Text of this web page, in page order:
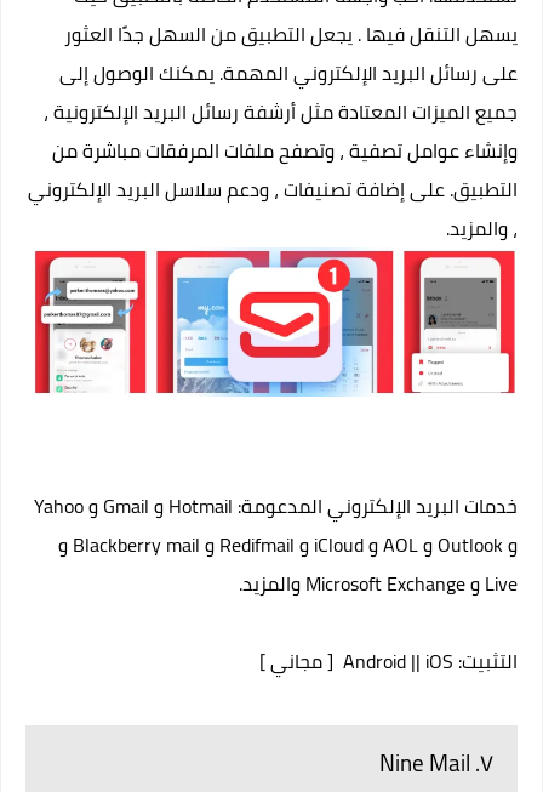
يسهل التنقل فيها . يجعل التطبيق من السهل جدًا العثور
على رسائل البريد الإلكتروني المهمة. يمكنك الوصول إلى
جميع الميزات المعتادة مثل أرشفة رسائل البريد الإلكترونية ،
وإنشاء عوامل تصفية ، وتصفح ملفات المرفقات مباشرة من
التطبيق. على إضافة تصنيفات ، ودعم سلاسل البريد الإلكتروني
، والمزيد.
خدمات البريد الإلكتروني المدعومة: Hotmail و Gmail و Yahoo
و Outlook و AOL و iCloud و Redifmail و Blackberry mail و
Live و Microsoft Exchange والمزيد.
التثبيت: Android|| iOS [ مجاني ]
٧. Nine Mail